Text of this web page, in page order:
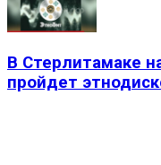
В Стерлитамаке
пройдет